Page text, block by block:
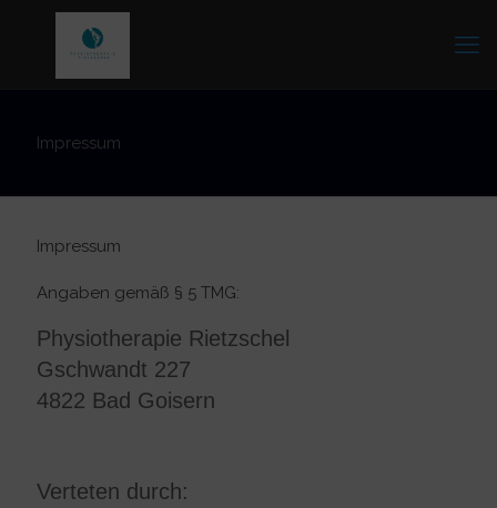
Impressum
Impressum
Angaben gemäß § 5 TMG:
Physiotherapie Rietzschel
Gschwandt 227
4822 Bad Goisern
Verteten durch: